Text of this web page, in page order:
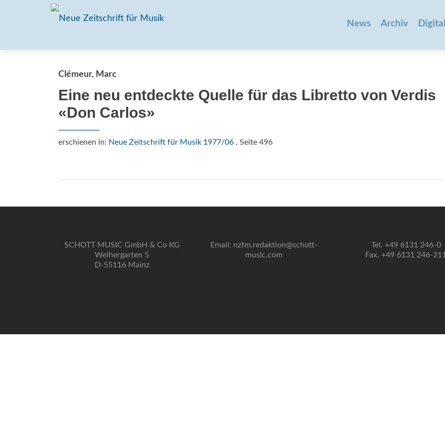
News Archiv Digital
Clémeur, Marc
Eine neu entdeckte Quelle für das Libretto von Verdis
«Don Carlos»
erschienen in: Neue Zeitschrift für Musik 1977/06 , Seite 496
SCHOTT MUSIC GmbH & Co KG
Weihergarten 5
D-55116 Mainz
Email: nzfm.redaktion@schott-
music.com
Tel. +49 6131 246-0
Fax. +49 6131 246-211